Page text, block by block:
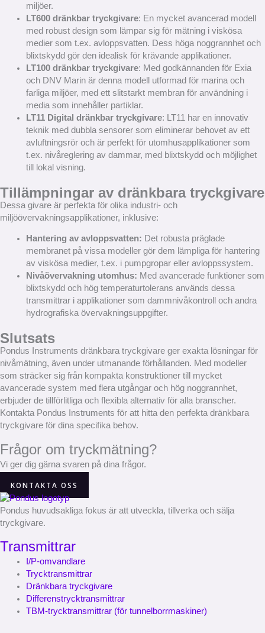
miljöer.
LT600 dränkbar tryckgivare: En mycket avancerad modell
med robust design som lämpar sig för mätning i viskösa
medier som t.ex. avloppsvatten. Dess höga noggrannhet och
blixtskydd gör den idealisk för krävande applikationer.
LT100 dränkbar tryckgivare: Med godkännanden för Exia
och DNV Marin är denna modell utformad för marina och
farliga miljöer, med ett slitstarkt membran för användning i
media som innehåller partiklar.
LT11 Digital dränkbar tryckgivare: LT11 har en innovativ
teknik med dubbla sensorer som eliminerar behovet av ett
avluftningsrör och är perfekt för utomhusapplikationer som
t.ex. nivåreglering av dammar, med blixtskydd och möjlighet
till lokal visning.
Tillämpningar av dränkbara tryckgivare
Dessa givare är perfekta för olika industri- och
miljöövervakningsapplikationer, inklusive:
Hantering av avloppsvatten: Det robusta präglade
membranet på vissa modeller gör dem lämpliga för hantering
av viskösa medier, t.ex. i pumpgropar eller avloppssystem.
Nivåövervakning utomhus: Med avancerade funktioner som
blixtskydd och hög temperaturtolerans används dessa
transmittrar i applikationer som dammnivåkontroll och andra
hydrografiska övervakningsuppgifter.
Slutsats
Pondus Instruments dränkbara tryckgivare ger exakta lösningar för
nivåmätning, även under utmanande förhållanden. Med modeller
som sträcker sig från kompakta konstruktioner till mycket
avancerade system med flera utgångar och hög noggrannhet,
erbjuder de tillförlitliga och flexibla alternativ för alla branscher.
Kontakta Pondus Instruments för att hitta den perfekta dränkbara
tryckgivare för dina specifika behov.
Frågor om tryckmätning?
Vi ger dig gärna svaren på dina frågor.
KONTAKTA OSS
Pondus huvudsakliga fokus är att utveckla, tillverka och sälja
tryckgivare.
Transmittrar
I/P-omvandlare
Trycktransmittrar
Dränkbara tryckgivare
Differenstrycktransmittrar
TBM-trycktransmittrar (för tunnelborrmaskiner)